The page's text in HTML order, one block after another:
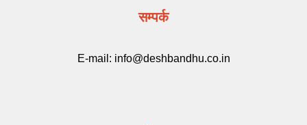
सम्पर्क
E-mail: info@deshbandhu.co.in